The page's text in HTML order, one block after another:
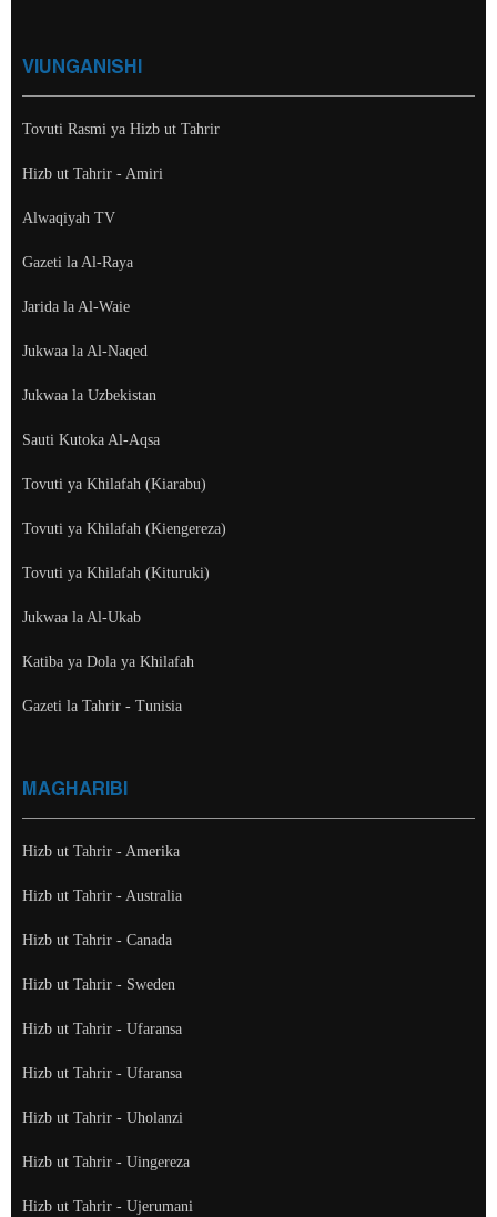
VIUNGANISHI
Tovuti Rasmi ya Hizb ut Tahrir
Hizb ut Tahrir - Amiri
Alwaqiyah TV
Gazeti la Al-Raya
Jarida la Al-Waie
Jukwaa la Al-Naqed
Jukwaa la Uzbekistan
Sauti Kutoka Al-Aqsa
Tovuti ya Khilafah (Kiarabu)
Tovuti ya Khilafah (Kiengereza)
Tovuti ya Khilafah (Kituruki)
Jukwaa la Al-Ukab
Katiba ya Dola ya Khilafah
Gazeti la Tahrir - Tunisia
MAGHARIBI
Hizb ut Tahrir - Amerika
Hizb ut Tahrir - Australia
Hizb ut Tahrir - Canada
Hizb ut Tahrir - Sweden
Hizb ut Tahrir - Ufaransa
Hizb ut Tahrir - Ufaransa
Hizb ut Tahrir - Uholanzi
Hizb ut Tahrir - Uingereza
Hizb ut Tahrir - Ujerumani